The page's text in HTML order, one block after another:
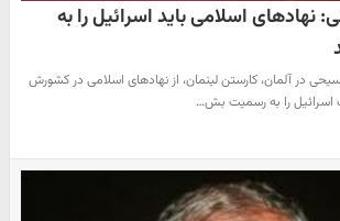
نهادهای اسلامی باید اسرائیل را به
در آلمان، کارستن لینمان، از نهادهای اسلامی در کشورش
را به رسمیت بش…